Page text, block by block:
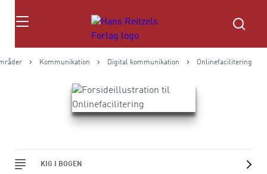
Søg
Kommunikation Digital kommunikation Onlinefacilitering
KIG I BOGEN